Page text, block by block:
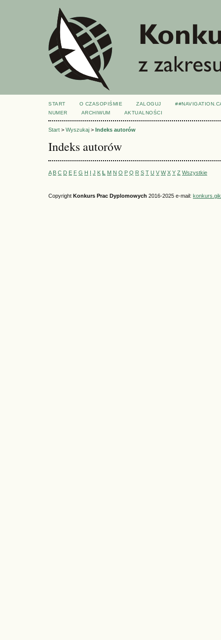
START O CZASOPIŚMIE ZALOGUJ
NUMER
ARCHIWUM AKTUALNOŚCI
Start > Wyszukaj > Indeks autorów
Indeks autorów
A B C D E F G H I J K L M N O P Q R S T U V W X Y Z Wszystkie
Copyright Konkurs Prac Dyplomowych 2016-2025 e-mail: